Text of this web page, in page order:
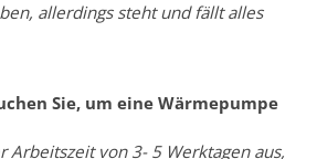
allerdings steht und fällt alles
Sie, um eine Wärmepumpe
Arbeitszeit von 3- 5 Werktagen aus,